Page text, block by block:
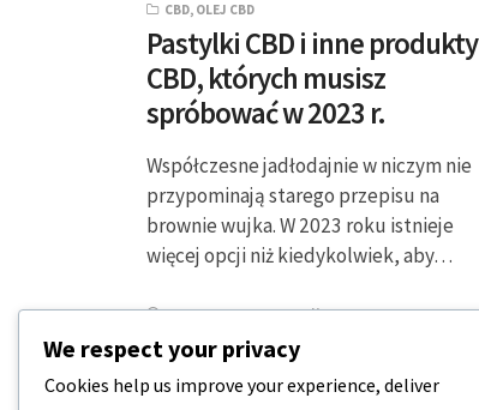
CBD, OLEJ CBD
Pastylki CBD i inne produkty
CBD, których musisz
spróbować w 2023 r.
Współczesne jadłodajnie w niczym nie
przypominają starego przepisu na
brownie wujka. W 2023 roku istnieje
więcej opcji niż kiedykolwiek, aby…
2 MINUTY CZYTANIA 2023-04-08
We respect your privacy
Cookies help us improve your experience, deliver